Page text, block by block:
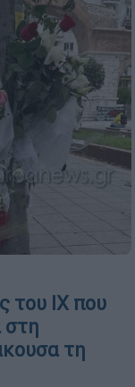
του ΙΧ που
στη
τη